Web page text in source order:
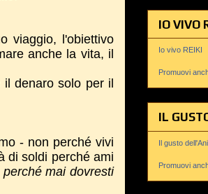
viaggio, l'obiettivo
anche la vita, il
denaro solo per il
- non perché vivi
di soldi perché ami
perché mai dovresti
IO VIVO
Io vivo REIKI
Promuovi
IL
Il gusto
Promuovi